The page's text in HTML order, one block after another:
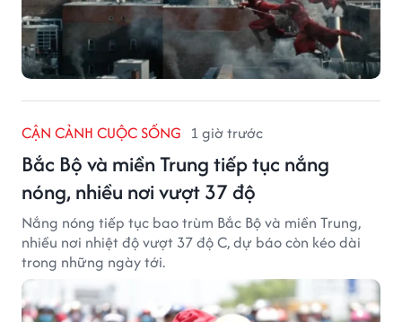
CẬN CẢNH CUỘC SỐNG 1 giờ trước
Bắc Bộ và miền Trung tiếp tục nắng
nóng, nhiều nơi vượt 37 độ
Nắng nóng tiếp tục bao trùm Bắc Bộ và miền Trung,
nhiều nơi nhiệt độ vượt 37 độ C, dự báo còn kéo dài
trong những ngày tới.